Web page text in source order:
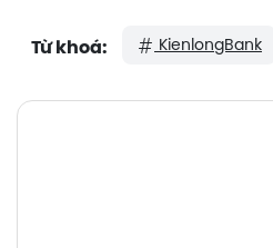
Từ khoá: KienlongBank